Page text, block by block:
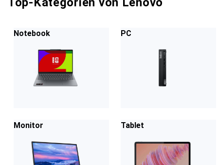
Notebook PC
Monitor Tablet